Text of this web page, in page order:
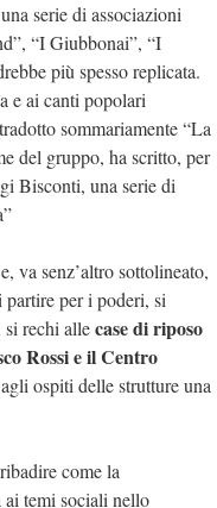
serie di associazioni
“I Giubbonai”, “I
più spesso replicata.
e ai canti popolari
sommariamente “La
del gruppo, ha scritto, per
Bisconti, una serie di
va senz’altro sottolineato,
per i poderi, si
si rechi allecase di riposo
Rossi e il Centro
ospiti delle strutture una
come la
ai temi sociali nello